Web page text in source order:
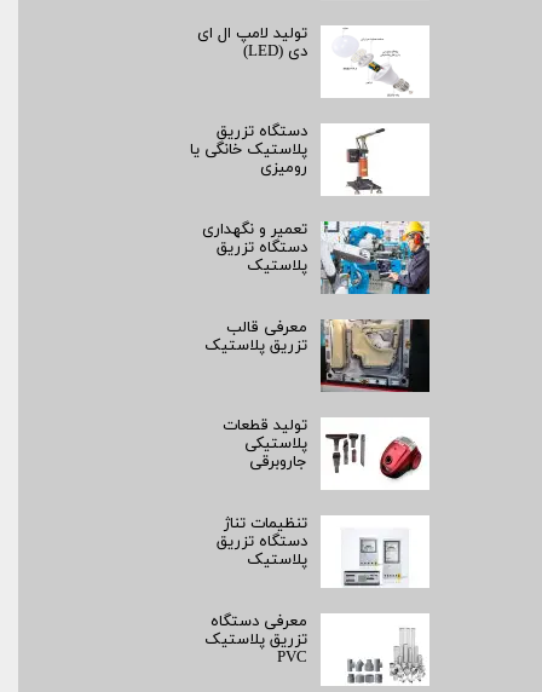
تولید لامپ ال ای
دی (LED)
دستگاه تزریق
پلاستیک خانگی یا
رومیزی
تعمیر و نگهداری
دستگاه تزریق
پلاستیک
معرفی قالب
تزریق پلاستیک
تولید قطعات
پلاستیکی
جاروبرقی
تنظیمات تناژ
دستگاه تزریق
پلاستیک
معرفی دستگاه
تزریق پلاستیک
PVC